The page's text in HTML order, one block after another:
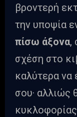
βροντερή
την υποψία
πίσω άξονα,
σχέση στο
καλύτερα
σου· αλλιώς